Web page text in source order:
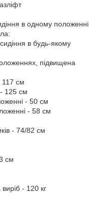
в одному положенні
в будь-якому
підвищена
117 см
125 см
- 50 см
- 58 см
- 74/82 см
см
- 120 кг